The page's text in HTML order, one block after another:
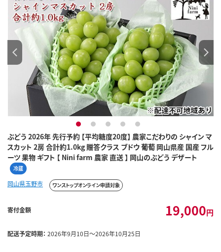
ぶどう 2026年 先行予約 【平均糖度20度】 農家こだわりの シャイン マ
スカット 2房 合計約1.0kg 贈答クラス ブドウ 葡萄 岡山県産 国産 フル
ーツ 果物 ギフト 【 Nini farm 農家 直送 】 岡山のぶどう デザート
冷蔵
1 2 3 4 5
岡山県玉野市 ワンストップオンライン申請対象
寄付金額 19,000円
配送予定時期： 2026年9月10日～2026年10月25日